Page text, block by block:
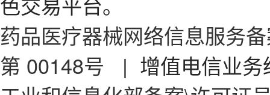
药品医疗器械网络信息服务
第 00148号
| 增值电信业务